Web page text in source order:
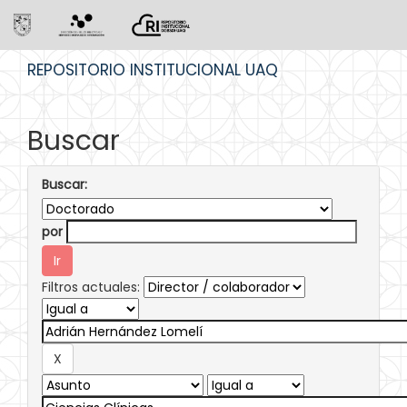
REPOSITORIO INSTITUCIONAL UAQ
Buscar
Buscar:
por
Filtros actuales: